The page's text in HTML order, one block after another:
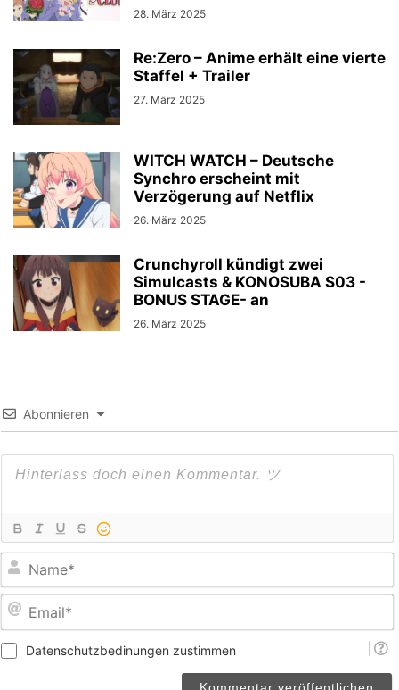
28. März 2025
Re:Zero – Anime erhält eine vierte
Staffel + Trailer
27. März 2025
WITCH WATCH – Deutsche
Synchro erscheint mit
Verzögerung auf Netflix
26. März 2025
Crunchyroll kündigt zwei
Simulcasts & KONOSUBA S03 -
BONUS STAGE- an
26. März 2025
Abonnieren
Datenschutzbedinungen zustimmen